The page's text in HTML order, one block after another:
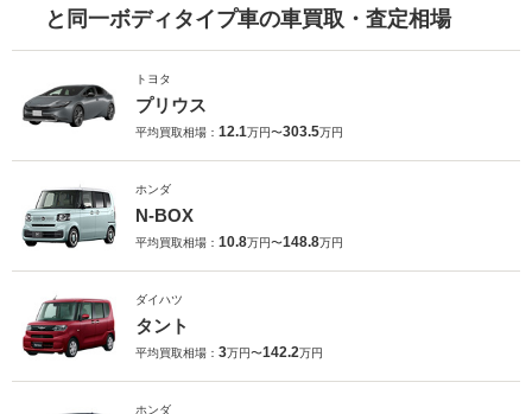
と同一ボディタイプ車の車買取・査定相場
トヨタ
プリウス
平均買取相場： 12.1万円〜303.5万円
ホンダ
N-BOX
平均買取相場： 10.8万円〜148.8万円
ダイハツ
タント
平均買取相場： 3万円〜142.2万円
ホンダ